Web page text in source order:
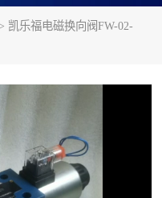
> 凯乐福电磁换向阀FW-02-
方向阀
列管式油冷却器